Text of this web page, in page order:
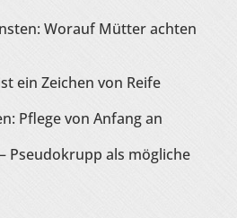
Worauf Mütter achten
ein Zeichen von Reife
Pflege von Anfang an
Pseudokrupp als mögliche